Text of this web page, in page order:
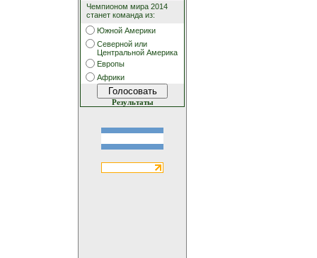
Чемпионом мира 2014
станет команда из:
Южной Америки
Северной или
Центральной Америка
Европы
Африки
Результаты